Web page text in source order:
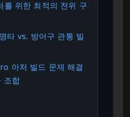
를 위한 최적의 전위 구
타 vs. 방어구 관통 빌
아처 빌드 문제 해결
조합